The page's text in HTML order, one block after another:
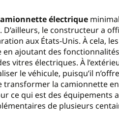
électrique
le constructeur a
aux États-Unis. À cela,
ajoutant des
vitres électriques. À
le véhicule, puisqu’il
la camionnette
ce qui est des équipements
de plusieurs